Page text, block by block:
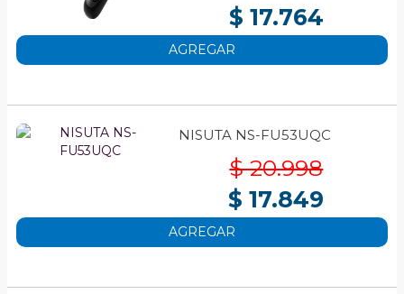
$ 17.764
AGREGAR
NISUTA NS-FU53UQC
$ 20.998
$ 17.849
AGREGAR